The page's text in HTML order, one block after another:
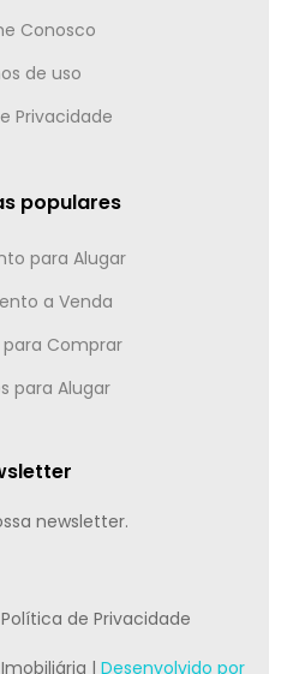
Conosco
de uso
Privacidade
populares
para Alugar
a Venda
para Comprar
para Alugar
newsletter.
Política de Privacidade
| Desenvolvido por